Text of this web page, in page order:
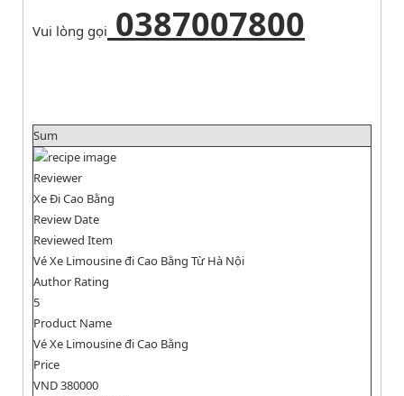
Vui lòng gọi 0387007800
Sum
Reviewer
Xe Đi Cao Bằng
Review Date
Reviewed Item
Vé Xe Limousine đi Cao Bằng Từ Hà Nội
Author Rating
5
Product Name
Vé Xe Limousine đi Cao Bằng
Price
VND380000